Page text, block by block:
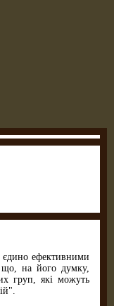
єдино ефективними
що, на його думку,
груп, які можуть